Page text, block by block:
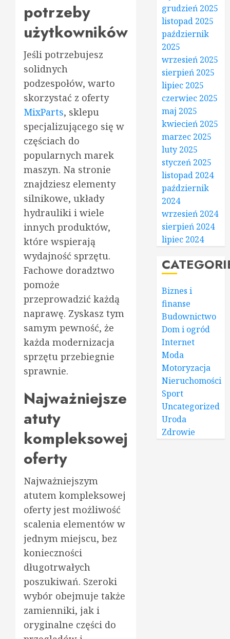
potrzeby
użytkowników
Jeśli potrzebujesz
solidnych
podzespołów, warto
skorzystać z oferty
MixParts, sklepu
specjalizującego się w
częściach do
popularnych marek
maszyn. Na stronie
znajdziesz elementy
silnikowe, układy
hydrauliki i wiele
innych produktów,
które wspierają
wydajność sprzętu.
Fachowe doradztwo
pomoże
przeprowadzić każdą
naprawę. Zyskasz tym
samym pewność, że
każda modernizacja
sprzętu przebiegnie
sprawnie.
Najważniejsze
atuty
kompleksowej
oferty
Najważniejszym
atutem kompleksowej
oferty jest możliwość
scalenia elementów w
jednym miejscu, bez
konieczności
długotrwałych
poszukiwań. Szeroki
wybór obejmuje także
zamienniki, jak i
oryginalne części do
grudzień 2025
listopad 2025
październik
2025
wrzesień 2025
sierpień 2025
lipiec 2025
czerwiec 2025
maj 2025
kwiecień 2025
marzec 2025
luty 2025
styczeń 2025
listopad 2024
październik
2024
wrzesień 2024
sierpień 2024
lipiec 2024
Biznes i
finanse
Budownictwo
Dom i ogród
Internet
Moda
Motoryzacja
Nieruchomości
Sport
Uncategorized
Uroda
Zdrowie